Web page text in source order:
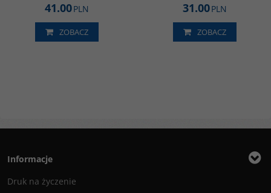
41.00PLN
ZOBACZ
31.00PLN
ZOBACZ
Informacje
Druk na życzenie